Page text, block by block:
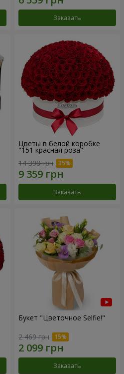
Заказать
Цветы в белой коробке
"151 красная роза"
14 398 грн
Заказать
Букет "Цветочное Selfie!"
2 469 грн
Заказать